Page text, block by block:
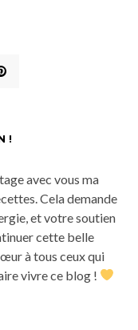
!
avec vous ma
Cela demande
et votre soutien
cette belle
à tous ceux qui
vivre ce blog !